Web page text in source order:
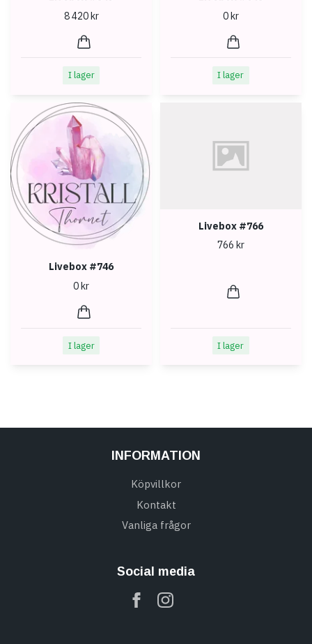
8 420 kr
I lager
0 kr
I lager
Livebox #746
0 kr
I lager
Livebox #766
766 kr
I lager
INFORMATION
Köpvillkor
Kontakt
Vanliga frågor
Social media